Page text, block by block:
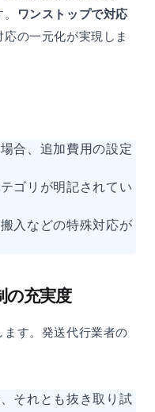
ワンストップで対応
の一元化が実現しま
合、追加費用の設定
ゴリが明記されてい
入などの特殊対応が
の充実度
す。発送代行業者の
それとも抜き取り試